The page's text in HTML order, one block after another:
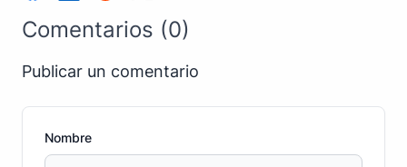
Comentarios (0)
Publicar un comentario
Nombre